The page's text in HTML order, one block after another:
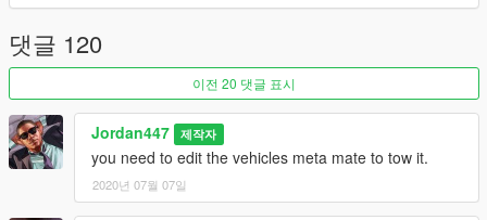
댓글 120
이전 20 댓글 표시
Jordan447 제작자
you need to edit the vehicles meta mate to tow it.
2020년 07월 07일